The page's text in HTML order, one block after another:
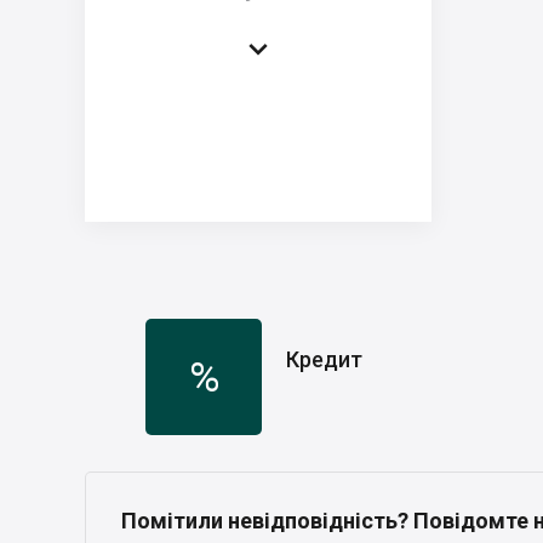

% Кредит
Помітили невідповідність? Повідомте